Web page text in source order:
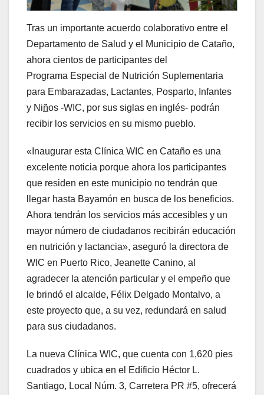
Tras un importante acuerdo colaborativo entre el
Departamento de Salud y el Municipio de Cataño,
ahora cientos de participantes del
Programa Especial de Nutrición Suplementaria
para Embarazadas, Lactantes, Posparto, Infantes
y Niños -WIC, por sus siglas en inglés- podrán
recibir los servicios en su mismo pueblo.
«Inaugurar esta Clínica WIC en Cataño es una
excelente noticia porque ahora los participantes
que residen en este municipio no tendrán que
llegar hasta Bayamón en busca de los beneficios.
Ahora tendrán los servicios más accesibles y un
mayor número de ciudadanos recibirán educación
en nutrición y lactancia», aseguró la directora de
WIC en Puerto Rico, Jeanette Canino, al
agradecer la atención particular y el empeño que
le brindó el alcalde, Félix Delgado Montalvo, a
este proyecto que, a su vez, redundará en salud
para sus ciudadanos.
La nueva Clínica WIC, que cuenta con 1,620 pies
cuadrados y ubica en el Edificio Héctor L.
Santiago, Local Núm. 3, Carretera PR #5, ofrecerá